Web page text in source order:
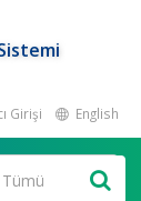
Girişi English